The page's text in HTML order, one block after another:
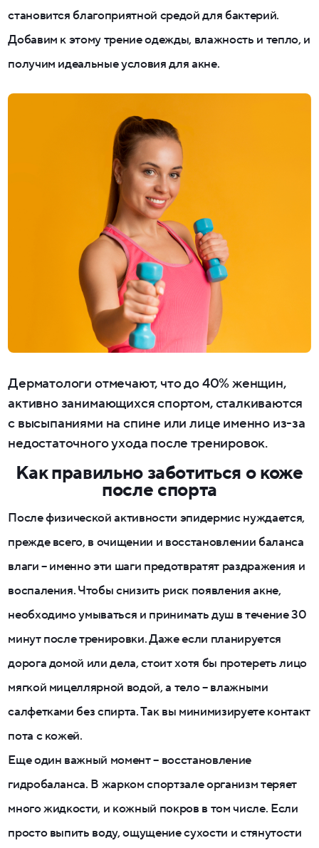
становится благоприятной средой для бактерий.
Добавим к этому трение одежды, влажность и тепло, и
получим идеальные условия для акне.
Дерматологи отмечают, что до 40% женщин,
активно занимающихся спортом, сталкиваются
с высыпаниями на спине или лице именно из-за
недостаточного ухода после тренировок.
Как правильно заботиться о коже
после спорта
После физической активности эпидермис нуждается,
прежде всего, в очищении и восстановлении баланса
влаги – именно эти шаги предотвратят раздражения и
воспаления. Чтобы снизить риск появления акне,
необходимо умываться и принимать душ в течение 30
минут после тренировки. Даже если планируется
дорога домой или дела, стоит хотя бы протереть лицо
мягкой мицеллярной водой, а тело – влажными
салфетками без спирта. Так вы минимизируете контакт
пота с кожей.
Еще один важный момент – восстановление
гидробаланса. В жарком спортзале организм теряет
много жидкости, и кожный покров в том числе. Если
просто выпить воду, ощущение сухости и стянутости